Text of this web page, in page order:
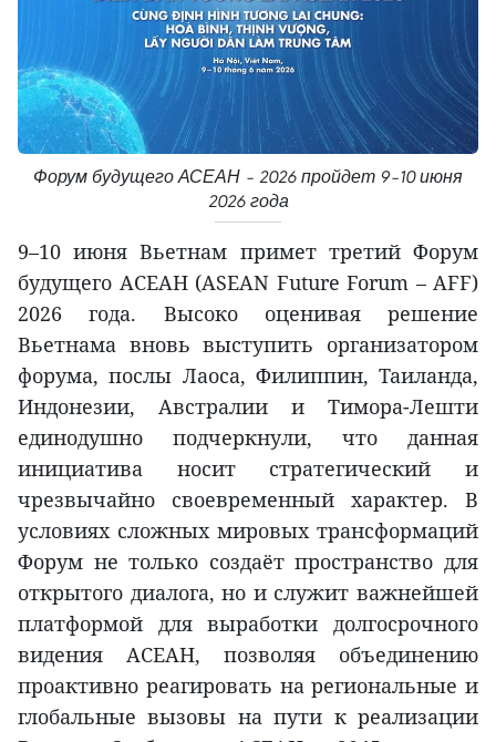
Форум будущего АСЕАН – 2026 пройдет 9–10 июня
2026 года
9–10 июня Вьетнам примет третий Форум
будущего АСЕАН (ASEAN Future Forum – AFF)
2026 года. Высоко оценивая решение
Вьетнама вновь выступить организатором
форума, послы Лаоса, Филиппин, Таиланда,
Индонезии, Австралии и Тимора-Лешти
единодушно подчеркнули, что данная
инициатива носит стратегический и
чрезвычайно своевременный характер. В
условиях сложных мировых трансформаций
Форум не только создаёт пространство для
открытого диалога, но и служит важнейшей
платформой для выработки долгосрочного
видения АСЕАН, позволяя объединению
проактивно реагировать на региональные и
глобальные вызовы на пути к реализации